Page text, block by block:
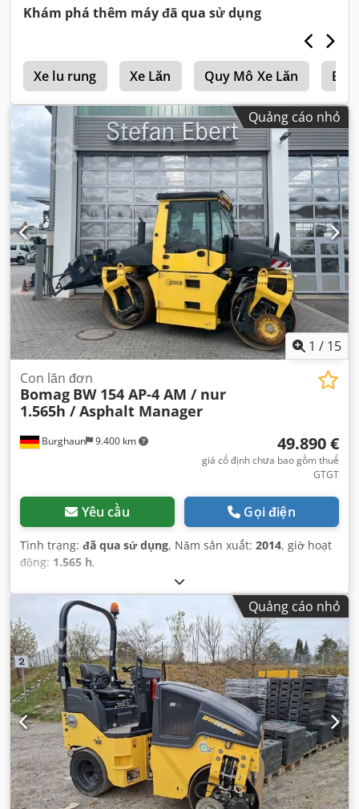
Khám phá thêm máy đã qua sử dụng
Xe lu rung Xe Lăn Quy Mô Xe Lăn
Quảng cáo nhỏ
1 / 15
Burghaun 9.400 km
Con lăn đơn
Bomag BW 154 AP-4 AM / nur
1.565h / Asphalt Manager
49.890 €
giá cố định chưa bao gồm thuế
GTGT
Yêu cầu Gọi điện
Tình trạng: đã qua sử dụng, Năm sản xuất: 2014, giờ hoạt
động: 1.565 h,
Quảng cáo nhỏ